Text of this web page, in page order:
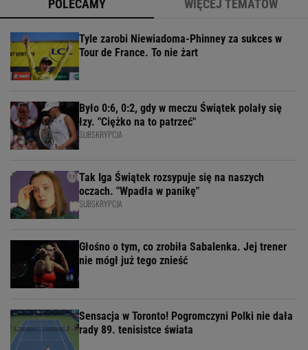
POLECAMY WIĘCEJ TEMATÓW
Tyle zarobi Niewiadoma-Phinney za sukces w
Tour de France. To nie żart
Było 0:6, 0:2, gdy w meczu Świątek polały się
łzy. "Ciężko na to patrzeć"
SUBSKRYPCJA
Tak Iga Świątek rozsypuje się na naszych
oczach. "Wpadła w panikę"
SUBSKRYPCJA
Głośno o tym, co zrobiła Sabalenka. Jej trener
nie mógł już tego znieść
Sensacja w Toronto! Pogromczyni Polki nie dała
rady 89. tenisistce świata